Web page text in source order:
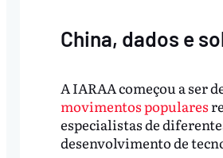
China, dados e
A IARAA começou a ser
movimentos populares
especialistas de
desenvolvimento de